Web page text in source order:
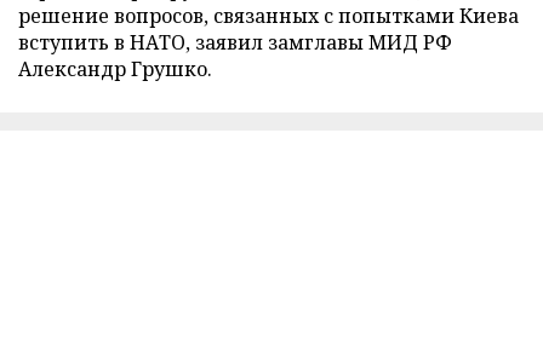
решение вопросов, связанных с попытками Киева
вступить в НАТО, заявил замглавы МИД РФ
Александр Грушко.